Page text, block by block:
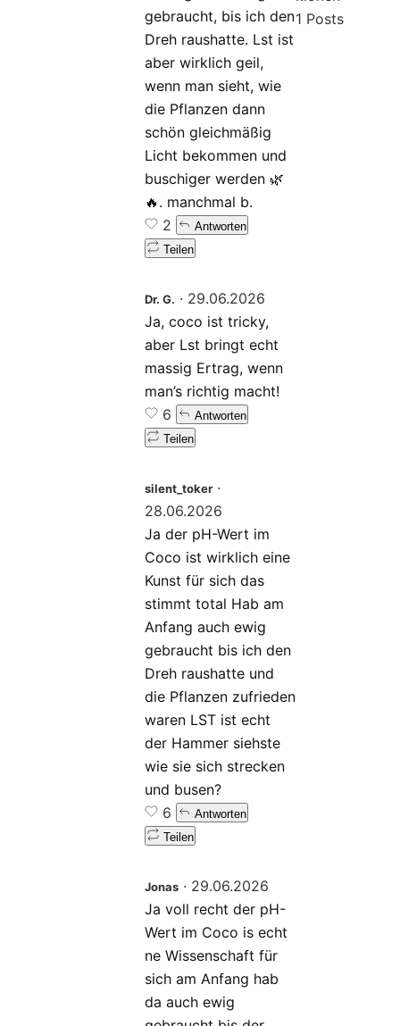
gebraucht, bis ich den
Dreh raushatte. Lst ist
aber wirklich geil,
wenn man sieht, wie
die Pflanzen dann
schön gleichmäßig
Licht bekommen und
buschiger werden 🌿
🔥. manchmal b.
2
Antworten
Teilen
Dr. G. · 29.06.2026
Ja, coco ist tricky,
aber Lst bringt echt
massig Ertrag, wenn
man’s richtig macht!
6
Antworten
Teilen
silent_toker ·
28.06.2026
Ja der pH-Wert im
Coco ist wirklich eine
Kunst für sich das
stimmt total Hab am
Anfang auch ewig
gebraucht bis ich den
Dreh raushatte und
die Pflanzen zufrieden
waren LST ist echt
der Hammer siehste
wie sie sich strecken
und busen?
6
Antworten
Teilen
Jonas · 29.06.2026
Ja voll recht der pH-
Wert im Coco is echt
ne Wissenschaft für
sich am Anfang hab
da auch ewig
1 Posts